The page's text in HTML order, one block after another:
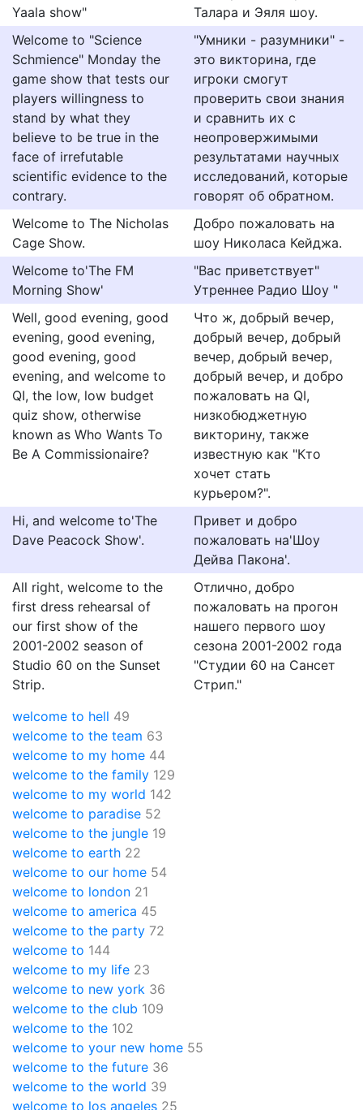
Yaala show"
Талара и Эяля шоу.
Welcome to "Science
Schmience" Monday the
game show that tests our
players willingness to
stand by what they
believe to be true in the
face of irrefutable
scientific evidence to the
contrary.
"Умники - разумники" -
это викторина, где
игроки смогут
проверить свои знания
и сравнить их с
неопровержимыми
результатами научных
исследований, которые
говорят об обратном.
Welcome to The Nicholas
Cage Show.
Добро пожаловать на
шоу Николаса Кейджа.
Welcome to'The FM
Morning Show'
"Вас приветствует"
Утреннее Радио Шоу "
Well, good evening, good
evening, good evening,
good evening, good
evening, and welcome to
QI, the low, low budget
quiz show, otherwise
known as Who Wants To
Be A Commissionaire?
Что ж, добрый вечер,
добрый вечер, добрый
вечер, добрый вечер,
добрый вечер, и добро
пожаловать на QI,
низкобюджетную
викторину, также
известную как "Кто
хочет стать
курьером?".
Hi, and welcome to'The
Dave Peacock Show'.
Привет и добро
пожаловать на'Шоу
Дейва Пакона'.
All right, welcome to the
first dress rehearsal of
our first show of the
2001-2002 season of
Studio 60 on the Sunset
Strip.
Отлично, добро
пожаловать на прогон
нашего первого шоу
сезона 2001-2002 года
"Студии 60 на Сансет
Стрип."
welcome to hell 49
welcome to the team 63
welcome to my home 44
welcome to the family 129
welcome to my world 142
welcome to paradise 52
welcome to the jungle 19
welcome to earth 22
welcome to our home 54
welcome to london 21
welcome to america 45
welcome to the party 72
welcome to 144
welcome to my life 23
welcome to new york 36
welcome to the club 109
welcome to the 102
welcome to your new home 55
welcome to the future 36
welcome to the world 39
welcome to los angeles 25